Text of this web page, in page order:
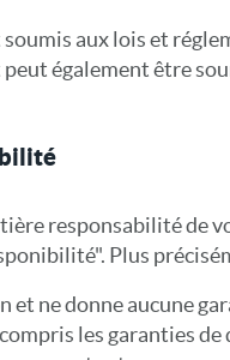
soumis aux lois et
également être
responsabilité de
Plus
et ne donne aucune
les garanties